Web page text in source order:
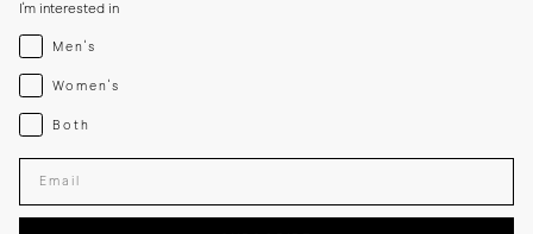
I'm interested in
Menswear
Men's
Womenswear
Women's
Both
Both
Enter your email adress